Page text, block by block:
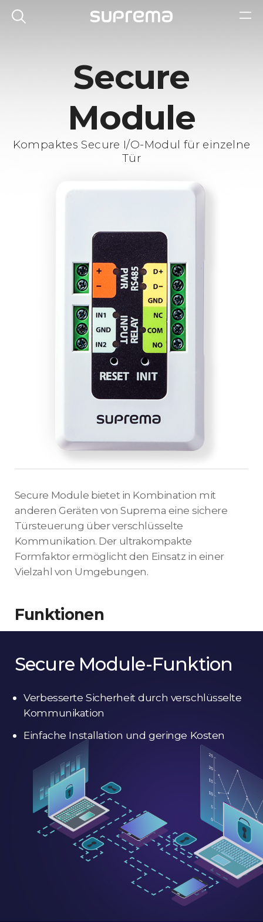
Secure
Module
Kompaktes Secure I/O-Modul für einzelne
Tür
Secure Module bietet in Kombination mit
anderen Geräten von Suprema eine sichere
Türsteuerung über verschlüsselte
Kommunikation. Der ultrakompakte
Formfaktor ermöglicht den Einsatz in einer
Vielzahl von Umgebungen.
Funktionen
Secure Module-Funktion
Verbesserte Sicherheit durch verschlüsselte
Kommunikation
Einfache Installation und geringe Kosten